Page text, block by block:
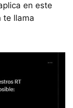
en este
te llama